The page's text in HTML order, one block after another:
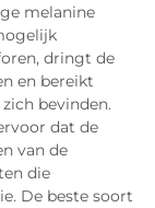
melanine
dringt de
en bereikt
bevinden.
dat de
van de
die
De beste soort